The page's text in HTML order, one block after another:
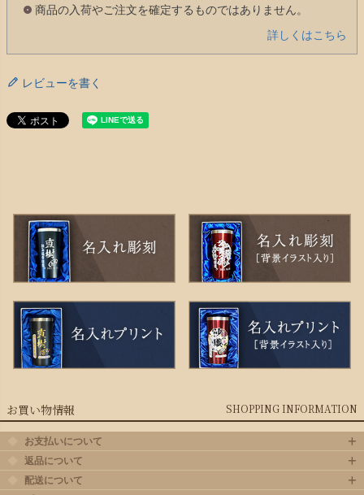
商品の入荷やご注文を確定するものではありません。
詳しくはこちら
レビューを書く
お買い物情報 SHOPPING INFORMATION
お支払いについて
返品について
配送について